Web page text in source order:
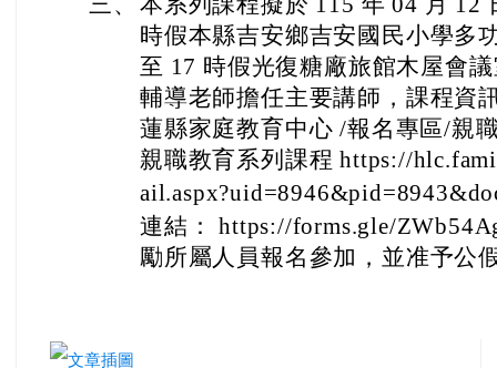
時假本縣吉安鄉吉安國民小學多
至 17 時假光復糖廠旅館木屋會
輔導老師擔任主要講師，課程資
蓮縣家庭教育中心 /報名專區/親
親職教育系列課程 https://
連結： https://forms.gle/
勵所屬人員報名參加，並准予公